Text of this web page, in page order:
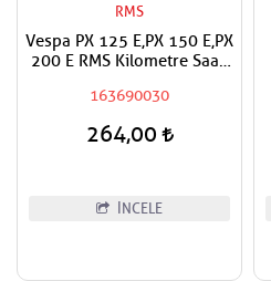
RMS
Vespa PX 125 E,PX 150 E,PX
200 E RMS Kilometre Saati
Dişlisi
163690030
264,00
İNCELE